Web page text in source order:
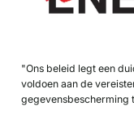
"Ons beleid legt een
voldoen aan de
gegevensbescherming